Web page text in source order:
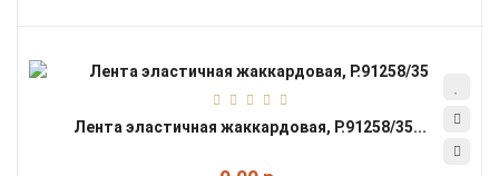
Лента эластичная жаккардовая, Р.91258/35...